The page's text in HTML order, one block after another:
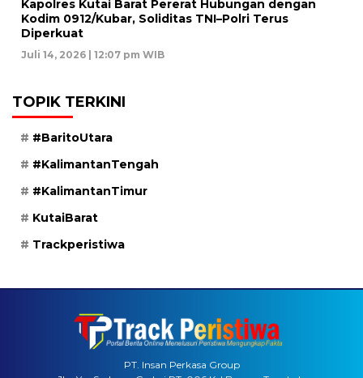
Kapolres Kutai Barat Pererat Hubungan dengan
Kodim 0912/Kubar, Soliditas TNI–Polri Terus
Diperkuat
Juli 14, 2026 | 12:07 pm WIB
TOPIK TERKINI
#BaritoUtara
#KalimantanTengah
#KalimantanTimur
KutaiBarat
Trackperistiwa
PT. Insan Perkasa Group